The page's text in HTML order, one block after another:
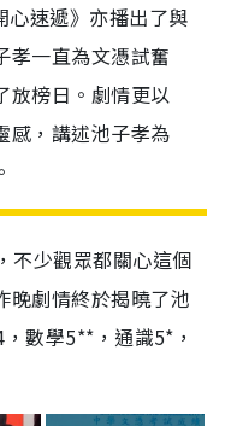
速遞》亦播出了與
孝一直為文憑試奮
放榜日。劇情更以
感，講述池子孝為
不少觀眾都關心這個
晚劇情終於揭曉了池
數學5**，通識5*，